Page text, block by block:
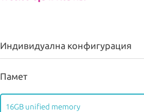
Индивидуална конфигурация
Памет
16GB unified memory